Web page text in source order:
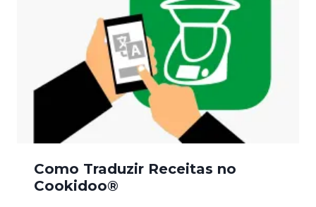
Como Traduzir Receitas no
Cookidoo®